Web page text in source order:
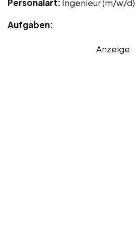
Personalart: Ingenieur (m/w/d)
Aufgaben:
Anzeige